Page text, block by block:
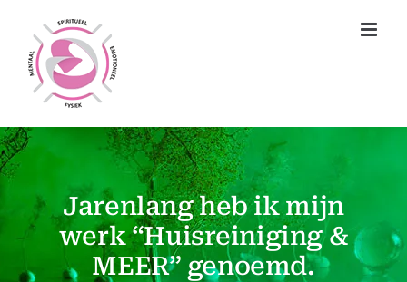
inhoud
Jarenlang heb ik mijn
werk “Huisreiniging &
MEER” genoemd.